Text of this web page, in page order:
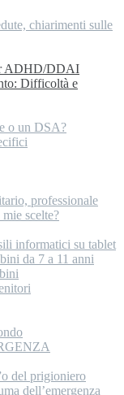
chiarimenti sulle
ADHD/DDAI
Difficoltà e
o un DSA?
professionale
scelte?
informatici su tablet
da 7 a 11 anni
del prigioniero
dell’emergenza